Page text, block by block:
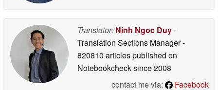
Translator: Ninh Ngoc Duy-
Translation Sections Manager-
820810 articles published on
Notebookchecksince 2008
contact me via:
Facebook